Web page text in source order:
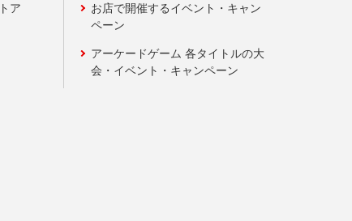
ア
お店で開催するイベント・キャン
ペーン
アーケードゲーム 各タイトルの大
会・イベント・キャンペーン